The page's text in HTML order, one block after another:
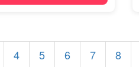
4 5 6 7 8